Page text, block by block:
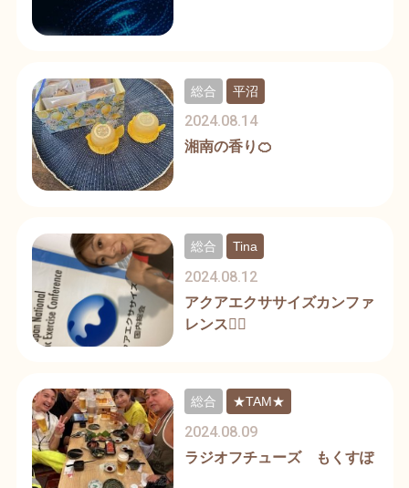
湘南の香り🍊
2024.08.14
総合 平沼
アクアエクササイズカンファ
レンス🏊‍♀️
2024.08.12
総合 Tina
ラジオフチューズ もくすぽ
2024.08.09
総合 ★TAM★